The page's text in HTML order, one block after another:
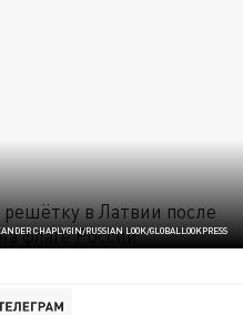
CHAPLYGIN/RUSSIAN LOOK/GLOBALLOOKPRESS